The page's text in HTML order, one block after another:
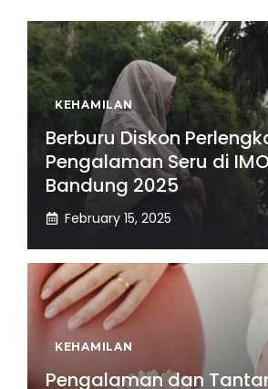
KEHAMILAN
Berburu Diskon
Pengalaman Seru di
Bandung 2025
February 15, 2025
KEHAMILAN
Pengalaman dan